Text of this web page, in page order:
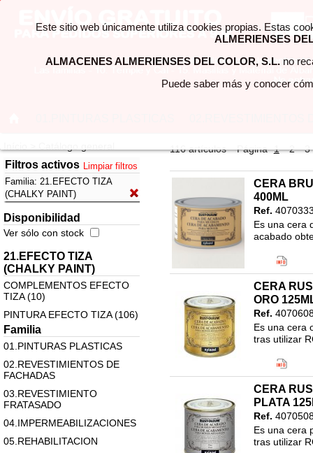
Filtros activos Limpiar filtros
Familia: 21.EFECTO TIZA
(CHALKY PAINT)
Disponibilidad
Ver sólo con stock
21.EFECTO TIZA
(CHALKY PAINT)
COMPLEMENTOS EFECTO
TIZA (10)
PINTURA EFECTO TIZA (106)
Familia
01.PINTURAS PLASTICAS
02.REVESTIMIENTOS DE
FACHADAS
03.REVESTIMIENTO
FRATASADO
04.IMPERMEABILIZACIONES
05.REHABILITACION
Página 1 2 3
116 artículos
CERA
400ML
Ref.
Es una cera
acabado
21.EFECTO
CERA
ORO
Ref.
Es una cera
tras utilizar
21.EFECTO
CERA
PLATA
Ref.
Es una cera
tras utilizar
Este sitio web únicamente utiliza cookies propias. Estas
ALMERIENSES
ALMACENES ALMERIENSES DEL COLOR, S.L.no
Puede saber más y conocer